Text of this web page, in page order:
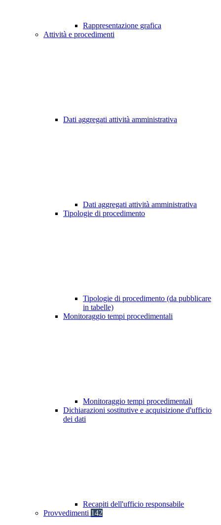
Rappresentazione grafica
Attività e procedimenti
Dati aggregati attività amministrativa
Dati aggregati attività amministrativa
Tipologie di procedimento
Tipologie di procedimento (da pubblicare
in tabelle)
Monitoraggio tempi procedimentali
Monitoraggio tempi procedimentali
Dichiarazioni sostitutive e acquisizione d'ufficio
dei dati
Recapiti dell'ufficio responsabile
Provvedimenti 142